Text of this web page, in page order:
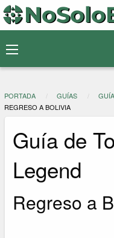
PORTADA GUÍAS
REGRESO A BOLIVIA
Guía de
Legend
Regreso a